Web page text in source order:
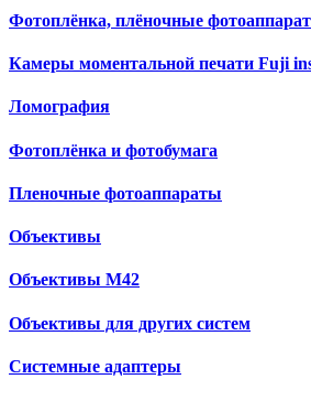
Фотоплёнка, плёночные
Камеры моментальной печати Fuji
Ломография
Фотоплёнка и фотобумага
Пленочные фотоаппараты
Объективы
Объективы М42
Объективы для других систем
Cистемные адаптеры